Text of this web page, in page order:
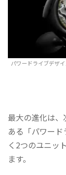
パワードライブデザイ
最大の進化は
ある「パワー
く2つのユニッ
ます。